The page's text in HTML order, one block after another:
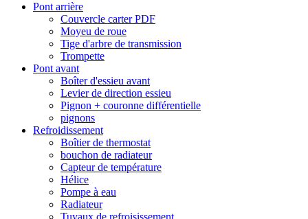
Pont arrière
Couvercle carter PDF
Moyeu de roue
Tige d'arbre de transmission
Trompette
Pont avant
Boîter d'essieu avant
Levier de direction essieu
Pignon + couronne différentielle
pignons
Refroidissement
Boîtier de thermostat
bouchon de radiateur
Capteur de température
Hélice
Pompe à eau
Radiateur
Tuyaux de refroisissement